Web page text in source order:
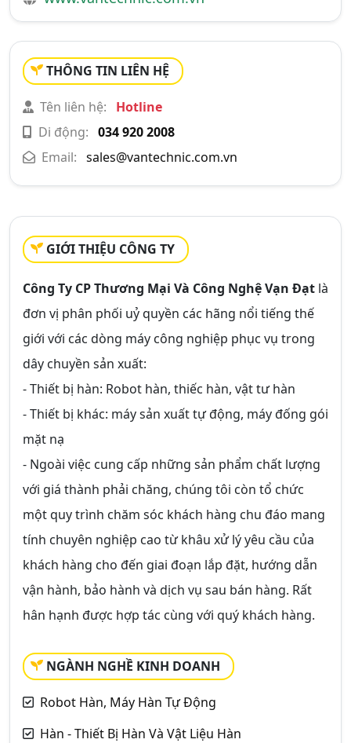
THÔNG TIN LIÊN HỆ
Tên liên hệ:
Hotline
Di động: 034 920 2008
Email: sales@vantechnic.com.vn
GIỚI THIỆU CÔNG TY
Công Ty CP Thương Mại Và Công Nghệ Vạn Đạt là
đơn vị phân phối uỷ quyền các hãng nổi tiếng thế
giới với các dòng máy công nghiệp phục vụ trong
dây chuyền sản xuất:
- Thiết bị hàn: Robot hàn, thiếc hàn, vật tư hàn
- Thiết bị khác: máy sản xuất tự động, máy đống gói
mặt nạ
- Ngoài việc cung cấp những sản phẩm chất lượng
với giá thành phải chăng, chúng tôi còn tổ chức
một quy trình chăm sóc khách hàng chu đáo mang
tính chuyên nghiệp cao từ khâu xử lý yêu cầu của
khách hàng cho đến giai đoạn lắp đặt, hướng dẫn
vận hành, bảo hành và dịch vụ sau bán hàng. Rất
hân hạnh được hợp tác cùng với quý khách hàng.
NGÀNH NGHỀ KINH DOANH
Robot Hàn, Máy Hàn Tự Động
Hàn - Thiết Bị Hàn Và Vật Liệu Hàn